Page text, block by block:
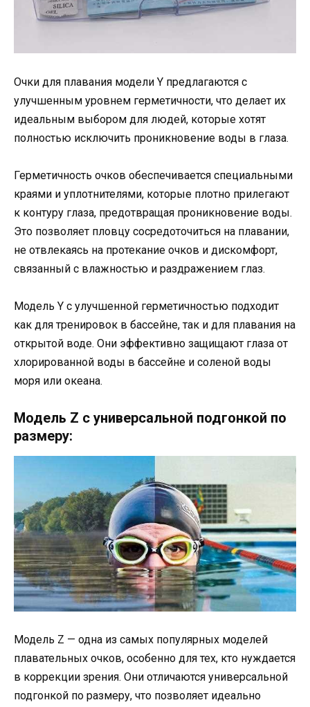
Очки для плавания модели Y предлагаются с
улучшенным уровнем герметичности, что делает их
идеальным выбором для людей, которые хотят
полностью исключить проникновение воды в глаза.
Герметичность очков обеспечивается специальными
краями и уплотнителями, которые плотно прилегают
к контуру глаза, предотвращая проникновение воды.
Это позволяет пловцу сосредоточиться на плавании,
не отвлекаясь на протекание очков и дискомфорт,
связанный с влажностью и раздражением глаз.
Модель Y с улучшенной герметичностью подходит
как для тренировок в бассейне, так и для плавания на
открытой воде. Они эффективно защищают глаза от
хлорированной воды в бассейне и соленой воды
моря или океана.
Модель Z с универсальной подгонкой по
размеру:
Модель Z — одна из самых популярных моделей
плавательных очков, особенно для тех, кто нуждается
в коррекции зрения. Они отличаются универсальной
подгонкой по размеру, что позволяет идеально